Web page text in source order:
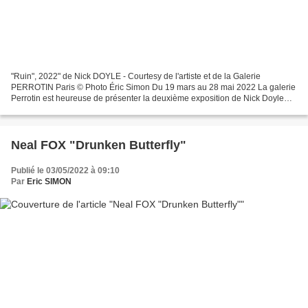
"Ruin", 2022" de Nick DOYLE - Courtesy de l'artiste et de la Galerie
PERROTIN Paris © Photo Éric Simon Du 19 mars au 28 mai 2022 La galerie
Perrotin est heureuse de présenter la deuxième exposition de Nick Doyle
Neal FOX "Drunken Butterfly"
Publié le 03/05/2022 à 09:10
Par Eric SIMON